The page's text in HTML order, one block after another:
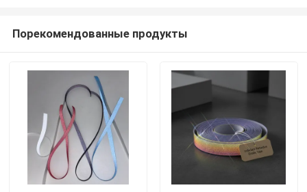
Главная страница
Порекомендованные продукты